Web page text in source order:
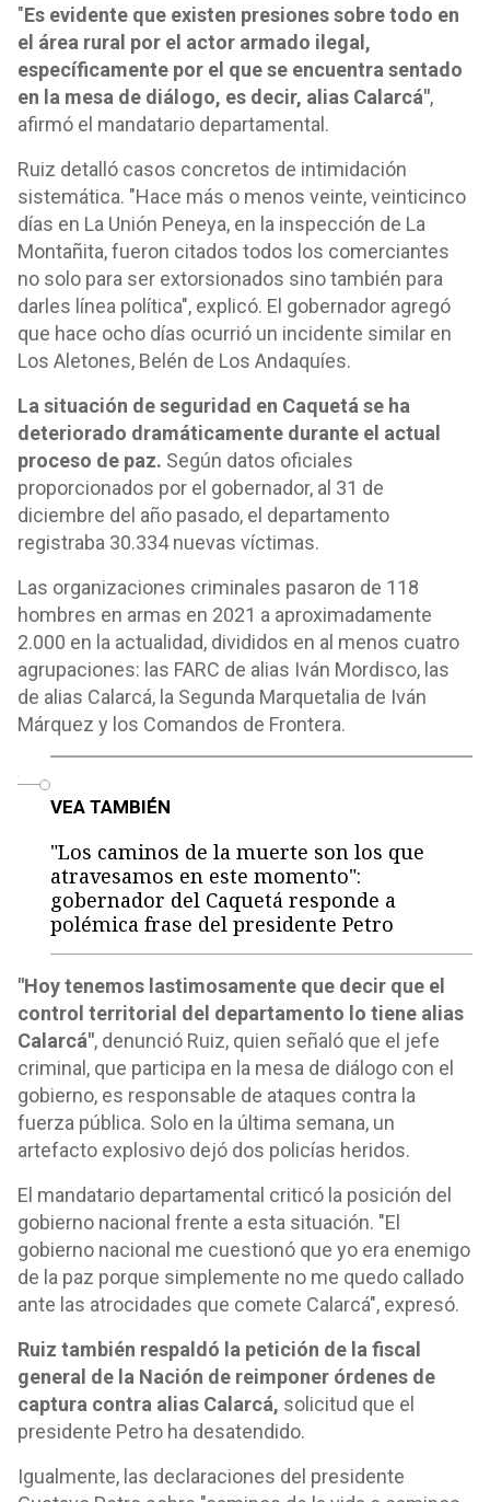
"Es evidente que existen presiones sobre todo en
el área rural por el actor armado ilegal,
específicamente por el que se encuentra sentado
en la mesa de diálogo, es decir, alias Calarcá",
afirmó el mandatario departamental.
Ruiz detalló casos concretos de intimidación
sistemática. "Hace más o menos veinte, veinticinco
días en La Unión Peneya, en la inspección de La
Montañita, fueron citados todos los comerciantes
no solo para ser extorsionados sino también para
darles línea política", explicó. El gobernador agregó
que hace ocho días ocurrió un incidente similar en
Los Aletones, Belén de Los Andaquíes.
La situación de seguridad en Caquetá se ha
deteriorado dramáticamente durante el actual
proceso de paz. Según datos oficiales
proporcionados por el gobernador, al 31 de
diciembre del año pasado, el departamento
registraba 30.334 nuevas víctimas.
Las organizaciones criminales pasaron de 118
hombres en armas en 2021 a aproximadamente
2.000 en la actualidad, divididos en al menos cuatro
agrupaciones: las FARC de alias Iván Mordisco, las
de alias Calarcá, la Segunda Marquetalia de Iván
Márquez y los Comandos de Frontera.
VEA TAMBIÉN
"Los caminos de la muerte son los que
atravesamos en este momento":
gobernador del Caquetá responde a
polémica frase del presidente Petro
"Hoy tenemos lastimosamente que decir que el
control territorial del departamento lo tiene alias
Calarcá", denunció Ruiz, quien señaló que el jefe
criminal, que participa en la mesa de diálogo con el
gobierno, es responsable de ataques contra la
fuerza pública. Solo en la última semana, un
artefacto explosivo dejó dos policías heridos.
El mandatario departamental criticó la posición del
gobierno nacional frente a esta situación. "El
gobierno nacional me cuestionó que yo era enemigo
de la paz porque simplemente no me quedo callado
ante las atrocidades que comete Calarcá", expresó.
Ruiz también respaldó la petición de la fiscal
general de la Nación de reimponer órdenes de
captura contra alias Calarcá, solicitud que el
presidente Petro ha desatendido.
Igualmente, las declaraciones del presidente